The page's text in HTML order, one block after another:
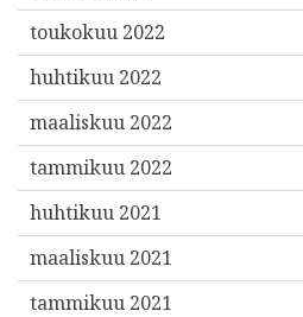
toukokuu 2022
huhtikuu 2022
maaliskuu 2022
tammikuu 2022
huhtikuu 2021
maaliskuu 2021
tammikuu 2021